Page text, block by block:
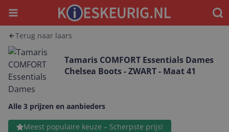
Menu
Terug naar laars
Tamaris COMFORT Essentials Dames
Chelsea Boots - ZWART - Maat 41
Alle 3 prijzen en aanbieders
Meest populaire keuze – Scherpste prijs!
Bekijk product